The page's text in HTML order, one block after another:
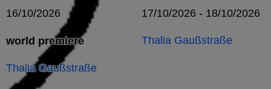
16/10/2026
world premiere
Thalia Gaußstraße
17/10/2026 - 18/10/2026
Thalia Gaußstraße